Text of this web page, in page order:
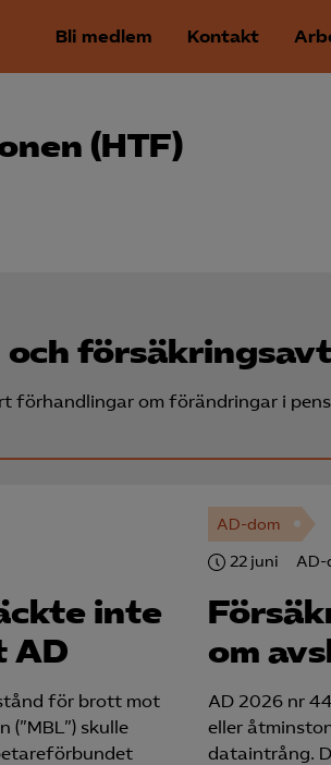
Bli medlem Kontakt
(HTF)
och
förhandlingar om förändringar i
inte
AD
för brott mot
skulle
AD-dom
22 juni AD-
om
AD 2026 nr
eller
dataintrång.